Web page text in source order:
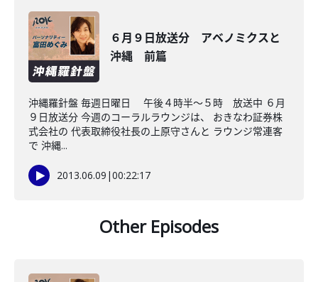
６月９日放送分 アベノミクスと
沖縄 前篇
沖縄羅針盤 毎週日曜日 午後４時半～５時 放送中 ６月
９日放送分 今週のコーラルラウンジは、 おきなわ証券株
式会社の 代表取締役社長の上原守さんと ラウンジ常連客
で 沖縄...
2013.06.09 |00:22:17
Other Episodes